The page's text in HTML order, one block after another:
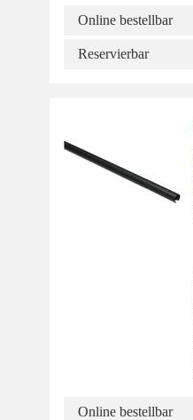
Online bestellbar
Reservierbar
Online bestellbar